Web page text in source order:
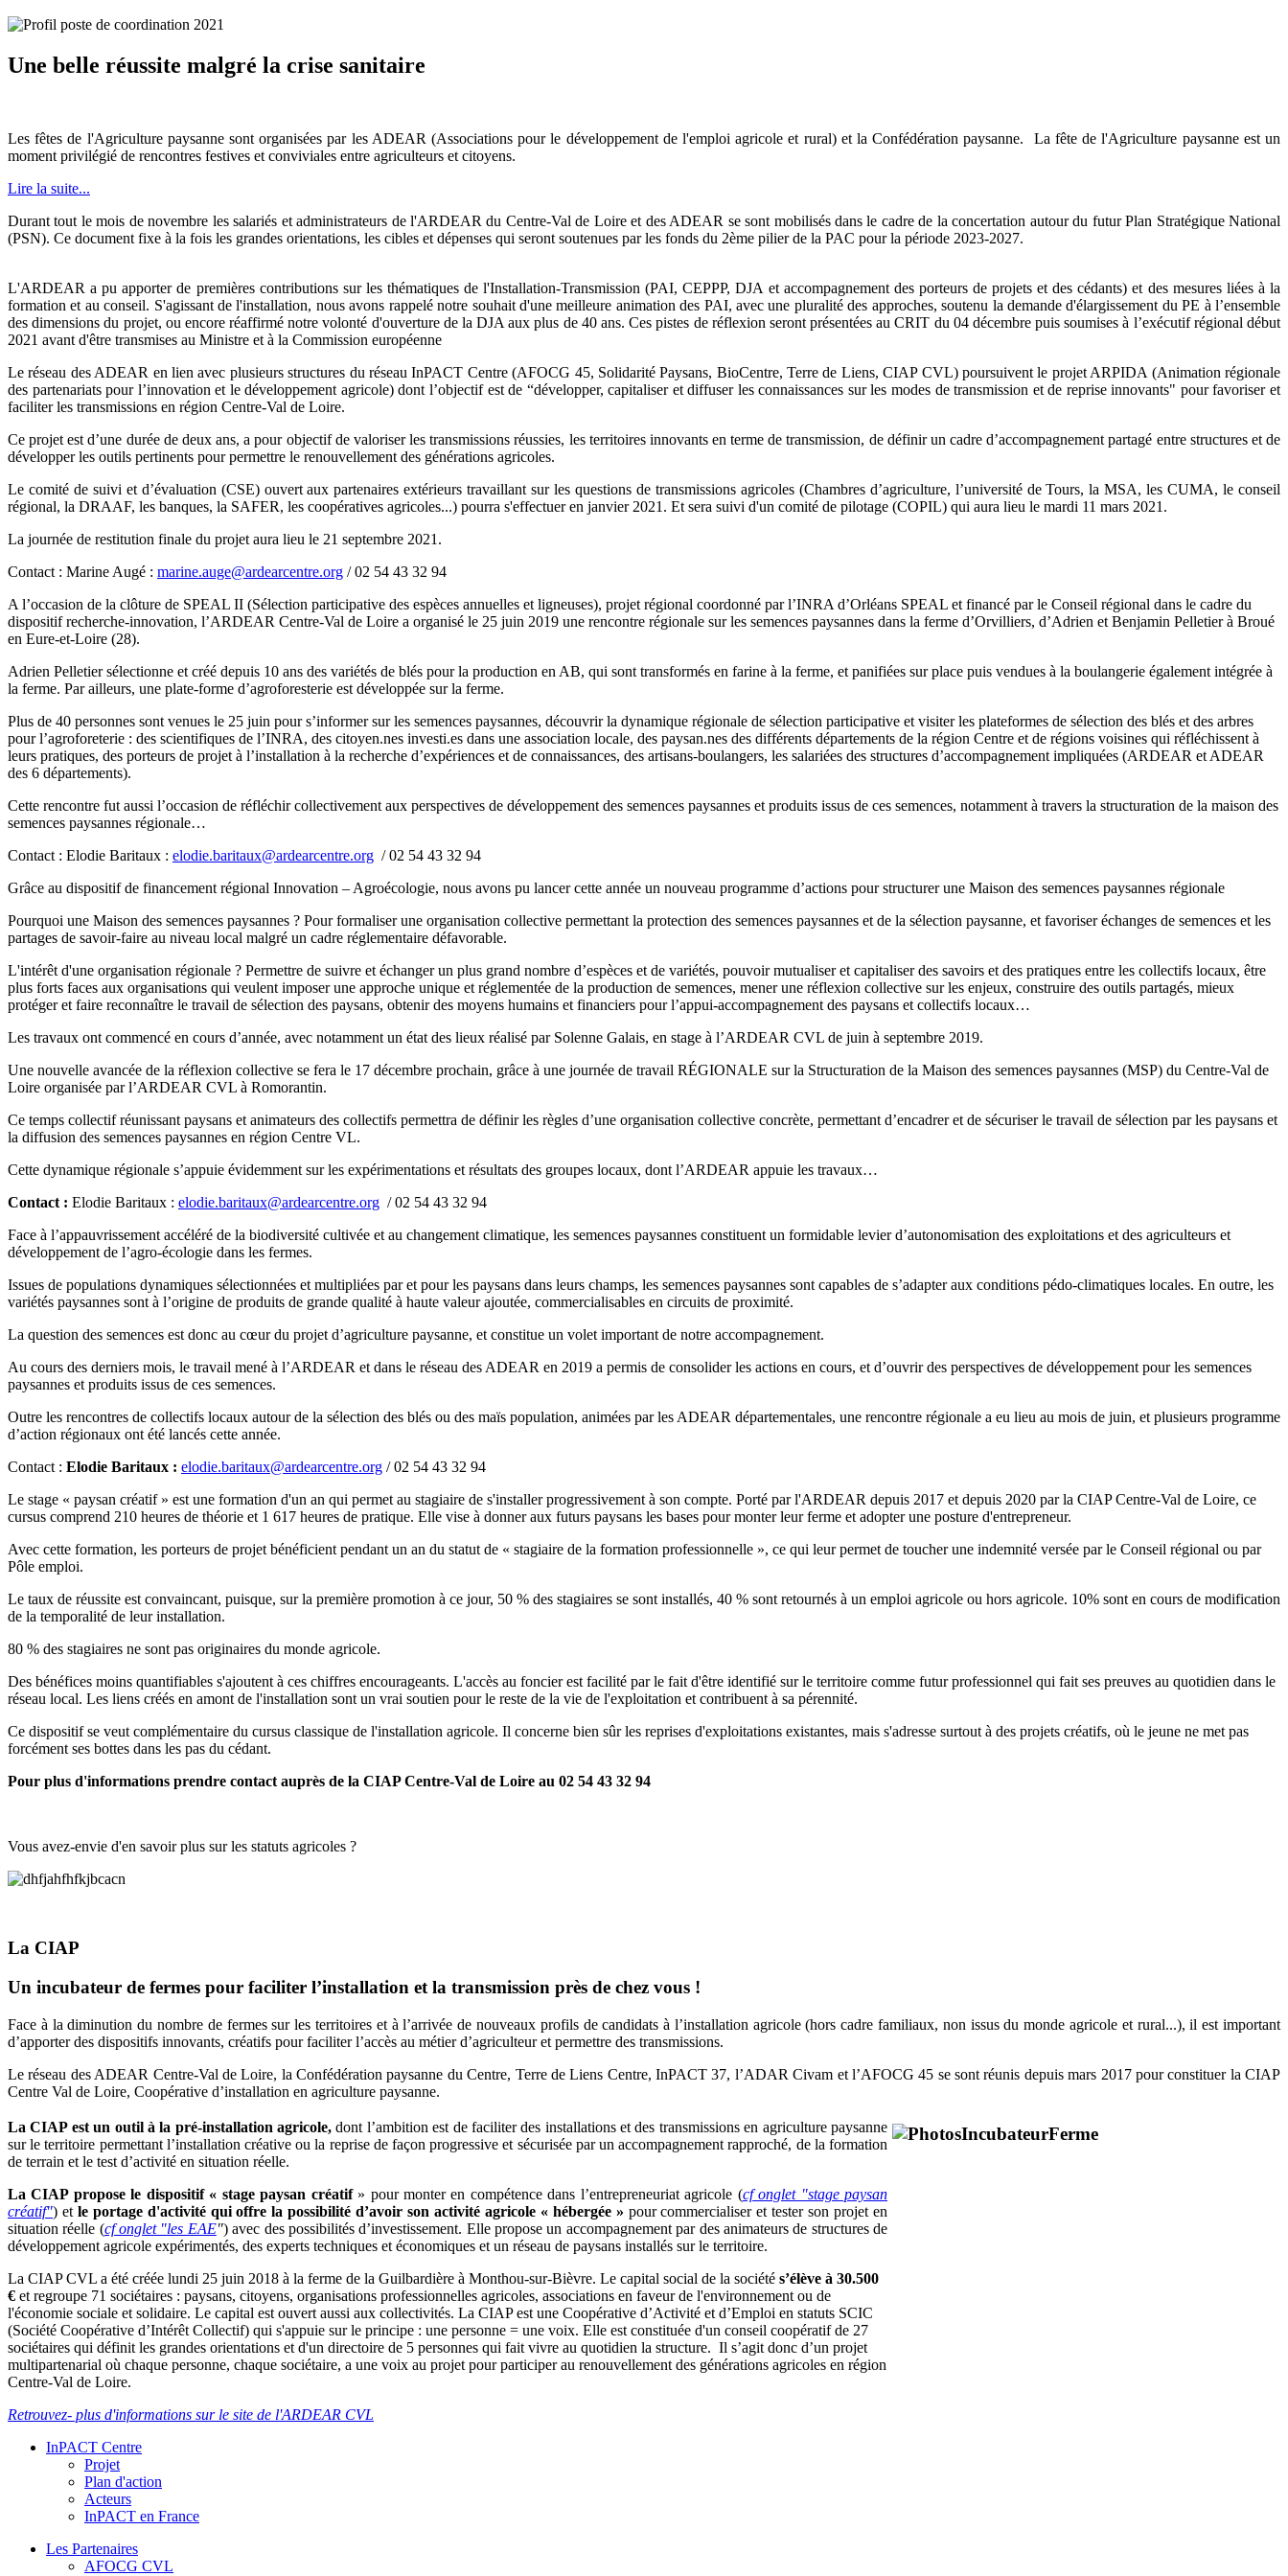
Une belle réussite malgré la crise sanitaire
Les fêtes de l'Agriculture paysanne sont organisées par les ADEAR (Associations pour le développement de l'emploi agricole et rural) et la Confédération paysanne. La fête de l'Agriculture paysanne est un
moment privilégié de rencontres festives et conviviales entre agriculteurs et citoyens.
Lire la suite...
Durant tout le mois de novembre les salariés et administrateurs de l'ARDEAR du Centre-Val de Loire et des ADEAR se sont mobilisés dans le cadre de la concertation autour du futur Plan Stratégique National
(PSN). Ce document fixe à la fois les grandes orientations, les cibles et dépenses qui seront soutenues par les fonds du 2ème pilier de la PAC pour la période 2023-2027.
L'ARDEAR a pu apporter de premières contributions sur les thématiques de l'Installation-Transmission (PAI, CEPPP, DJA et accompagnement des porteurs de projets et des cédants) et des mesures liées à la
formation et au conseil. S'agissant de l'installation, nous avons rappelé notre souhait d'une meilleure animation des PAI, avec une pluralité des approches, soutenu la demande d'élargissement du PE à l’ensemble
des dimensions du projet, ou encore réaffirmé notre volonté d'ouverture de la DJA aux plus de 40 ans. Ces pistes de réflexion seront présentées au CRIT du 04 décembre puis soumises à l’exécutif régional début
2021 avant d'être transmises au Ministre et à la Commission européenne
Le réseau des ADEAR en lien avec plusieurs structures du réseau InPACT Centre (AFOCG 45, Solidarité Paysans, BioCentre, Terre de Liens, CIAP CVL) poursuivent le projet ARPIDA (Animation régionale
des partenariats pour l’innovation et le développement agricole) dont l’objectif est de “développer, capitaliser et diffuser les connaissances sur les modes de transmission et de reprise innovants" pour favoriser et
faciliter les transmissions en région Centre-Val de Loire.
Ce projet est d’une durée de deux ans, a pour objectif de valoriser les transmissions réussies, les territoires innovants en terme de transmission, de définir un cadre d’accompagnement partagé entre structures et de
développer les outils pertinents pour permettre le renouvellement des générations agricoles.
Le comité de suivi et d’évaluation (CSE) ouvert aux partenaires extérieurs travaillant sur les questions de transmissions agricoles (Chambres d’agriculture, l’université de Tours, la MSA, les CUMA, le conseil
régional, la DRAAF, les banques, la SAFER, les coopératives agricoles...) pourra s'effectuer en janvier 2021. Et sera suivi d'un comité de pilotage (COPIL) qui aura lieu le mardi 11 mars 2021.
La journée de restitution finale du projet aura lieu le 21 septembre 2021.
Contact : Marine Augé : marine.auge@ardearcentre.org / 02 54 43 32 94
A l’occasion de la clôture de SPEAL II (Sélection participative des espèces annuelles et ligneuses), projet régional coordonné par l’INRA d’Orléans SPEAL et financé par le Conseil régional dans le cadre du
dispositif recherche-innovation, l’ARDEAR Centre-Val de Loire a organisé le 25 juin 2019 une rencontre régionale sur les semences paysannes dans la ferme d’Orvilliers, d’Adrien et Benjamin Pelletier à Broué
en Eure-et-Loire (28).
Adrien Pelletier sélectionne et créé depuis 10 ans des variétés de blés pour la production en AB, qui sont transformés en farine à la ferme, et panifiées sur place puis vendues à la boulangerie également intégrée à
la ferme. Par ailleurs, une plate-forme d’agroforesterie est développée sur la ferme.
Plus de 40 personnes sont venues le 25 juin pour s’informer sur les semences paysannes, découvrir la dynamique régionale de sélection participative et visiter les plateformes de sélection des blés et des arbres
pour l’agroforeterie : des scientifiques de l’INRA, des citoyen.nes investi.es dans une association locale, des paysan.nes des différents départements de la région Centre et de régions voisines qui réfléchissent à
leurs pratiques, des porteurs de projet à l’installation à la recherche d’expériences et de connaissances, des artisans-boulangers, les salariées des structures d’accompagnement impliquées (ARDEAR et ADEAR
des 6 départements).
Cette rencontre fut aussi l’occasion de réfléchir collectivement aux perspectives de développement des semences paysannes et produits issus de ces semences, notamment à travers la structuration de la maison des
semences paysannes régionale…
Contact : Elodie Baritaux : elodie.baritaux@ardearcentre.org / 02 54 43 32 94
Grâce au dispositif de financement régional Innovation – Agroécologie, nous avons pu lancer cette année un nouveau programme d’actions pour structurer une Maison des semences paysannes régionale
Pourquoi une Maison des semences paysannes ? Pour formaliser une organisation collective permettant la protection des semences paysannes et de la sélection paysanne, et favoriser échanges de semences et les
partages de savoir-faire au niveau local malgré un cadre réglementaire défavorable.
L'intérêt d'une organisation régionale ? Permettre de suivre et échanger un plus grand nombre d’espèces et de variétés, pouvoir mutualiser et capitaliser des savoirs et des pratiques entre les collectifs locaux, être
plus forts faces aux organisations qui veulent imposer une approche unique et réglementée de la production de semences, mener une réflexion collective sur les enjeux, construire des outils partagés, mieux
protéger et faire reconnaître le travail de sélection des paysans, obtenir des moyens humains et financiers pour l’appui-accompagnement des paysans et collectifs locaux…
Les travaux ont commencé en cours d’année, avec notamment un état des lieux réalisé par Solenne Galais, en stage à l’ARDEAR CVL de juin à septembre 2019.
Une nouvelle avancée de la réflexion collective se fera le 17 décembre prochain, grâce à une journée de travail RÉGIONALE sur la Structuration de la Maison des semences paysannes (MSP) du Centre-Val de
Loire organisée par l’ARDEAR CVL à Romorantin.
Ce temps collectif réunissant paysans et animateurs des collectifs permettra de définir les règles d’une organisation collective concrète, permettant d’encadrer et de sécuriser le travail de sélection par les paysans et
la diffusion des semences paysannes en région Centre VL.
Cette dynamique régionale s’appuie évidemment sur les expérimentations et résultats des groupes locaux, dont l’ARDEAR appuie les travaux…
Contact : Elodie Baritaux : elodie.baritaux@ardearcentre.org / 02 54 43 32 94
Face à l’appauvrissement accéléré de la biodiversité cultivée et au changement climatique, les semences paysannes constituent un formidable levier d’autonomisation des exploitations et des agriculteurs et
développement de l’agro-écologie dans les fermes.
Issues de populations dynamiques sélectionnées et multipliées par et pour les paysans dans leurs champs, les semences paysannes sont capables de s’adapter aux conditions pédo-climatiques locales. En outre, les
variétés paysannes sont à l’origine de produits de grande qualité à haute valeur ajoutée, commercialisables en circuits de proximité.
La question des semences est donc au cœur du projet d’agriculture paysanne, et constitue un volet important de notre accompagnement.
Au cours des derniers mois, le travail mené à l’ARDEAR et dans le réseau des ADEAR en 2019 a permis de consolider les actions en cours, et d’ouvrir des perspectives de développement pour les semences
paysannes et produits issus de ces semences.
Outre les rencontres de collectifs locaux autour de la sélection des blés ou des maïs population, animées par les ADEAR départementales, une rencontre régionale a eu lieu au mois de juin, et plusieurs programme
d’action régionaux ont été lancés cette année.
Contact : Elodie Baritaux : elodie.baritaux@ardearcentre.org / 02 54 43 32 94
Le stage « paysan créatif » est une formation d'un an qui permet au stagiaire de s'installer progressivement à son compte. Porté par l'ARDEAR depuis 2017 et depuis 2020 par la CIAP Centre-Val de Loire, ce
cursus comprend 210 heures de théorie et 1 617 heures de pratique. Elle vise à donner aux futurs paysans les bases pour monter leur ferme et adopter une posture d'entrepreneur.
Avec cette formation, les porteurs de projet bénéficient pendant un an du statut de « stagiaire de la formation professionnelle », ce qui leur permet de toucher une indemnité versée par le Conseil régional ou par
Pôle emploi.
Le taux de réussite est convaincant, puisque, sur la première promotion à ce jour, 50 % des stagiaires se sont installés, 40 % sont retournés à un emploi agricole ou hors agricole. 10% sont en cours de modification
de la temporalité de leur installation.
80 % des stagiaires ne sont pas originaires du monde agricole.
Des bénéfices moins quantifiables s'ajoutent à ces chiffres encourageants. L'accès au foncier est facilité par le fait d'être identifié sur le territoire comme futur professionnel qui fait ses preuves au quotidien dans le
réseau local. Les liens créés en amont de l'installation sont un vrai soutien pour le reste de la vie de l'exploitation et contribuent à sa pérennité.
Ce dispositif se veut complémentaire du cursus classique de l'installation agricole. Il concerne bien sûr les reprises d'exploitations existantes, mais s'adresse surtout à des projets créatifs, où le jeune ne met pas
forcément ses bottes dans les pas du cédant.
Pour plus d'informations prendre contact auprès de la CIAP Centre-Val de Loire au 02 54 43 32 94
Vous avez-envie d'en savoir plus sur les statuts agricoles ?
La CIAP
Un incubateur de fermes pour faciliter l’installation et la transmission près de chez vous !
Face à la diminution du nombre de fermes sur les territoires et à l’arrivée de nouveaux profils de candidats à l’installation agricole (hors cadre familiaux, non issus du monde agricole et rural...), il est important
d’apporter des dispositifs innovants, créatifs pour faciliter l’accès au métier d’agriculteur et permettre des transmissions.
Le réseau des ADEAR Centre-Val de Loire, la Confédération paysanne du Centre, Terre de Liens Centre, InPACT 37, l’ADAR Civam et l’AFOCG 45 se sont réunis depuis mars 2017 pour constituer la CIAP
Centre Val de Loire, Coopérative d’installation en agriculture paysanne.
La CIAP est un outil à la pré-installation agricole, dont l’ambition est de faciliter des installations et des transmissions en agriculture paysanne
sur le territoire permettant l’installation créative ou la reprise de façon progressive et sécurisée par un accompagnement rapproché, de la formation
de terrain et le test d’activité en situation réelle.
La CIAP propose le dispositif « stage paysan créatif» pour monter en compétence dans l’entrepreneuriat agricole (cf onglet "stage paysan
créatif") et le portage d'activité qui offre la possibilité d’avoir son activité agricole « hébergée » pour commercialiser et tester son projet en
situation réelle (cf onglet "les EAE") avec des possibilités d’investissement. Elle propose un accompagnement par des animateurs de structures de
développement agricole expérimentés, des experts techniques et économiques et un réseau de paysans installés sur le territoire.
La CIAP CVL a été créée lundi 25 juin 2018 à la ferme de la Guilbardière à Monthou-sur-Bièvre. Le capital social de la société s’élève à 30.500
€ et regroupe 71 sociétaires : paysans, citoyens, organisations professionnelles agricoles, associations en faveur de l'environnement ou de
l'économie sociale et solidaire. Le capital est ouvert aussi aux collectivités. La CIAP est une Coopérative d’Activité et d’Emploi en statuts SCIC
(Société Coopérative d’Intérêt Collectif) qui s'appuie sur le principe : une personne = une voix. Elle est constituée d'un conseil coopératif de 27
sociétaires qui définit les grandes orientations et d'un directoire de 5 personnes qui fait vivre au quotidien la structure. Il s’agit donc d’un projet
multipartenarial où chaque personne, chaque sociétaire, a une voix au projet pour participer au renouvellement des générations agricoles en région
Centre-Val de Loire.
Retrouvez- plus d'informations sur le site de l'ARDEAR CVL
InPACT Centre
Projet
Plan d'action
Acteurs
InPACT en France
Les Partenaires
AFOCG CVL